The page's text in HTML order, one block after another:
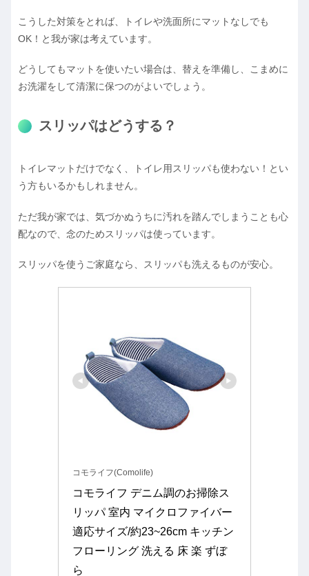
こうした対策をとれば、トイレや洗面所にマットなしでも
OK！と我が家は考えています。
どうしてもマットを使いたい場合は、替えを準備し、こまめに
お洗濯をして清潔に保つのがよいでしょう。
スリッパはどうする？
トイレマットだけでなく、トイレ用スリッパも使わない！とい
う方もいるかもしれません。
ただ我が家では、気づかぬうちに汚れを踏んでしまうことも心
配なので、念のためスリッパは使っています。
スリッパを使うご家庭なら、スリッパも洗えるものが安心。
コモライフ(Comolife)
コモライフ デニム調のお掃除ス
リッパ 室内 マイクロファイバー
適応サイズ/約23~26cm キッチン
フローリング 洗える 床 楽 ずぼ
ら